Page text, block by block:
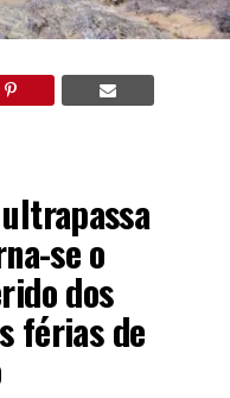
se o
dos
férias de